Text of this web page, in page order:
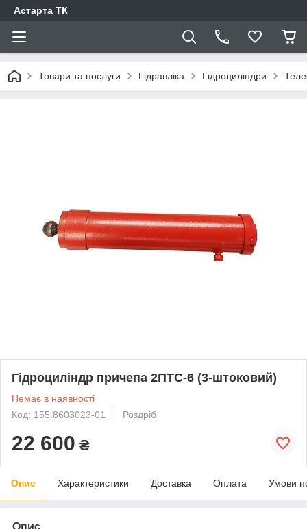
Астарта ТК
Товари та послуги Гідравліка Гідроциліндри
Гідроциліндр причепа 2ПТС-6 (3-штоковий)
Немає в наявності
Код: 155.8603023-01
Роздріб
22 600 ₴
Опис Характеристики Доставка Оплата Умови
Опис